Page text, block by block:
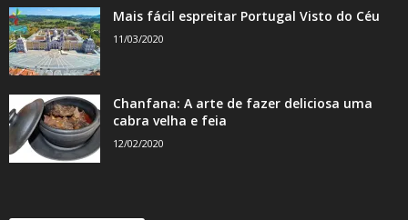
Mais fácil espreitar Portugal Visto do Céu
11/03/2020
Chanfana: A arte de fazer deliciosa uma
cabra velha e feia
12/02/2020